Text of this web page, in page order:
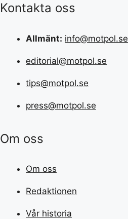
Kontakta oss
Allmänt: info@motpol.se
editorial@motpol.se
tips@motpol.se
press@motpol.se
Om oss
Om oss
Redaktionen
Vår historia